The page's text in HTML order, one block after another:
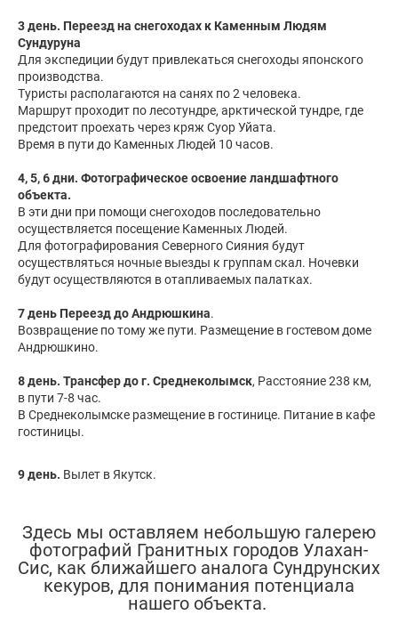
3 день. Переезд на снегоходах к Каменным Людям
Сундуруна
Для экспедиции будут привлекаться снегоходы японского
производства.
Туристы располагаются на санях по 2 человека.
Маршрут проходит по лесотундре, арктической тундре, где
предстоит проехать через кряж Суор Уйата.
Время в пути до Каменных Людей 10 часов.
4, 5, 6 дни. Фотографическое освоение ландшафтного
объекта.
В эти дни при помощи снегоходов последовательно
осуществляется посещение Каменных Людей.
Для фотографирования Северного Сияния будут
осуществляться ночные выезды к группам скал. Ночевки
будут осуществляются в отапливаемых палатках.
7 день Переезд до Андрюшкина.
Возвращение по тому же пути. Размещение в гостевом доме
Андрюшкино.
8 день. Трансфер до г. Среднеколымск, Расстояние 238 км,
в пути 7-8 час.
В Среднеколымске размещение в гостинице. Питание в кафе
гостиницы.
9 день. Вылет в Якутск.
Здесь мы оставляем небольшую галерею
фотографий Гранитных городов Улахан-
Сис, как ближайшего аналога Сундрунских
кекуров, для понимания потенциала
нашего объекта.